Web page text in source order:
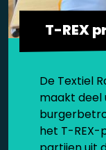
T-REX
De Textiel
maakt deel
het T-REX-